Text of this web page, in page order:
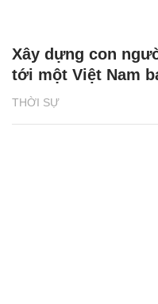
THỜI SỰ
Xây dựng con
tới một Việt Nam